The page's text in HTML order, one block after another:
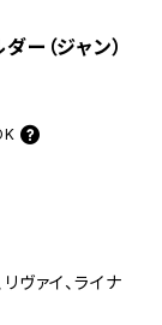
ー（ジャン）
リヴァイ、ライナ